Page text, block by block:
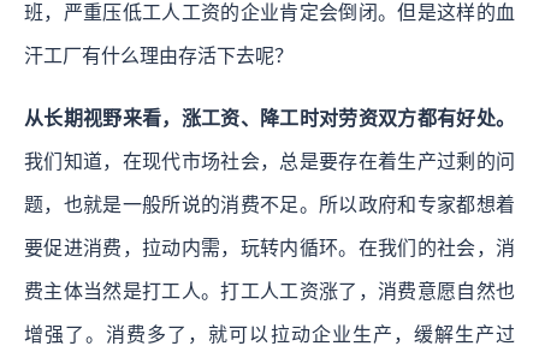
班，严重压低工人工资的企业肯定会倒闭。但是这样的血
汗工厂有什么理由存活下去呢？
从长期视野来看，涨工资、降工时对劳资双方都有好处。
我们知道，在现代市场社会，总是要存在着生产过剩的问
题，也就是一般所说的消费不足。所以政府和专家都想着
要促进消费，拉动内需，玩转内循环。在我们的社会，消
费主体当然是打工人。打工人工资涨了，消费意愿自然也
增强了。消费多了，就可以拉动企业生产，缓解生产过